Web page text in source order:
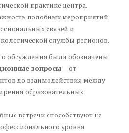
практике центра.
подобных мероприятий
связей и
службы регионов.
обсуждения были обозначены
вопросы— от
до взаимодействия между
образовательных
встречи способствуют не
уровня